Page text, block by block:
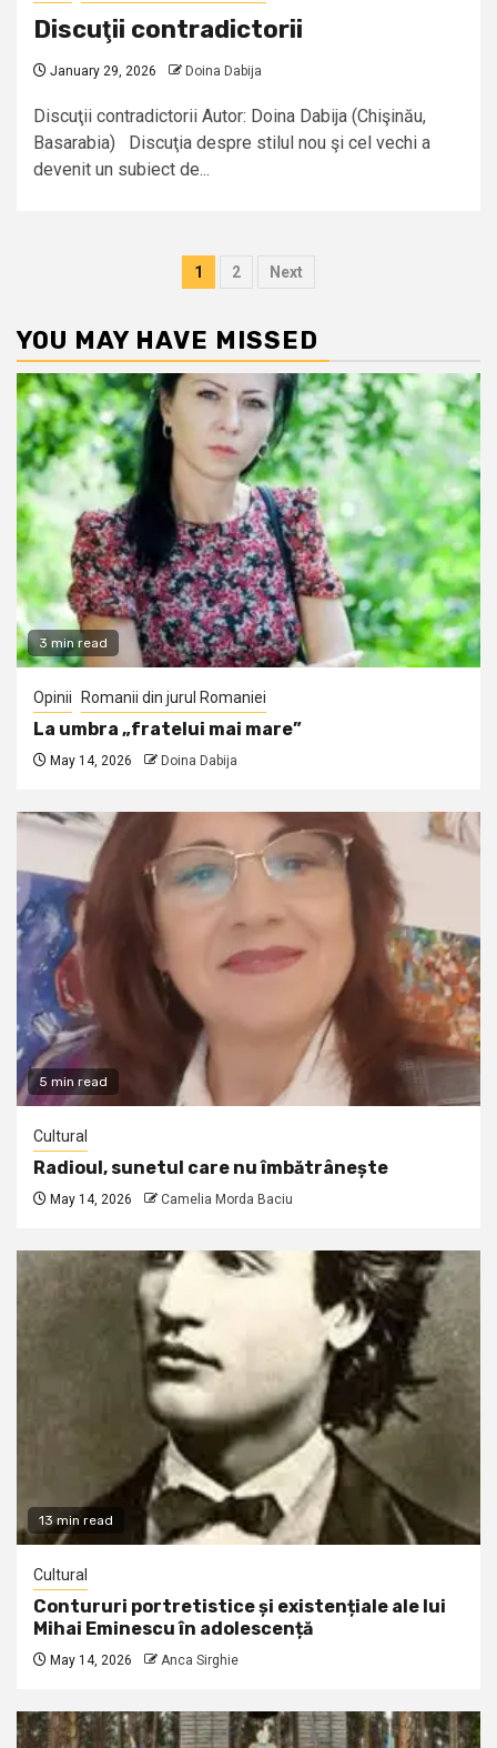
Discuţii contradictorii
January 29, 2026 Doina Dabija
Discuţii contradictorii Autor: Doina Dabija (Chişinău,
Basarabia) Discuţia despre stilul nou şi cel vechi a
devenit un subiect de...
Posts
1 2 Next
YOU MAY HAVE MISSED
3 min read
Opinii Romanii din jurul Romaniei
La umbra „fratelui mai mare”
May 14, 2026 Doina Dabija
5 min read
Cultural
Radioul, sunetul care nu îmbătrânește
May 14, 2026 Camelia Morda Baciu
13 min read
Cultural
Contururi portretistice și existențiale ale lui
Mihai Eminescu în adolescență
May 14, 2026 Anca Sirghie